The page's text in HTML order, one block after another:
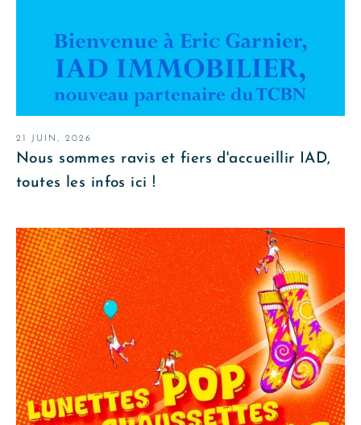
21 JUIN, 2026
Nous sommes ravis et fiers d'accueillir IAD,
toutes les infos ici !